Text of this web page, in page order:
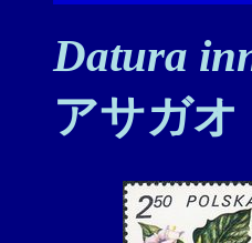
Datura
アサガオ